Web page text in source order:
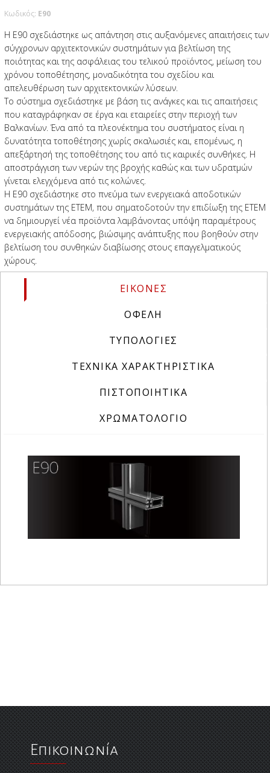
Κωδικός: Ε90
Η Ε90 σχεδιάστηκε ως απάντηση στις αυξανόμενες απαιτήσεις των
σύγχρονων αρχιτεκτονικών συστημάτων για βελτίωση της
ποιότητας και της ασφάλειας του τελικού προϊόντος, μείωση του
χρόνου τοποθέτησης, μοναδικότητα του σχεδίου και
απελευθέρωση των αρχιτεκτονικών λύσεων.
Το σύστημα σχεδιάστηκε με βάση τις ανάγκες και τις απαιτήσεις
που καταγράφηκαν σε έργα και εταιρείες στην περιοχή των
Βαλκανίων. Ένα από τα πλεονέκτημα του συστήματος είναι η
δυνατότητα τοποθέτησης χωρίς σκαλωσιές και, επομένως, η
απεξάρτησή της τοποθέτησης του από τις καιρικές συνθήκες. Η
αποστράγγιση των νερών της βροχής καθώς και των υδρατμών
γίνεται ελεγχόμενα από τις κολώνες.
Η Ε90 σχεδιάστηκε στο πνεύμα των ενεργειακά αποδοτικών
συστημάτων της ΕΤΕΜ, που σηματοδοτούν την επιδίωξη της ΕΤΕΜ
να δημιουργεί νέα προϊόντα λαμβάνοντας υπόψη παραμέτρους
ενεργειακής απόδοσης, βιώσιμης ανάπτυξης που βοηθούν στην
βελτίωση του συνθηκών διαβίωσης στους επαγγελματικούς
χώρους.
ΕΙΚΟΝΕΣ
ΟΦΕΛΗ
ΤΥΠΟΛΟΓΙΕΣ
ΤΕΧΝΙΚΑ ΧΑΡΑΚΤΗΡΙΣΤΙΚΑ
ΠΙΣΤΟΠΟΙΗΤΙΚΑ
ΧΡΩΜΑΤΟΛΟΓΙΟ
Επικοινωνία